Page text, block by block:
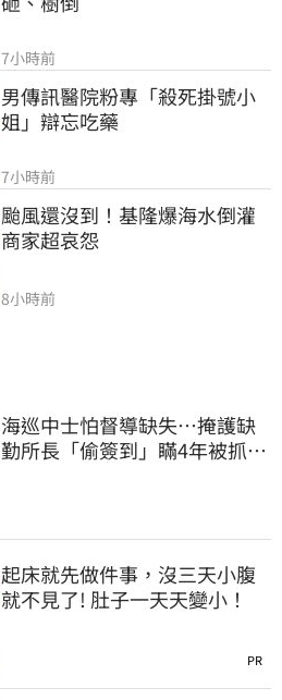
7小時前
男傳訊醫院粉專「殺死掛號小
姐」辯忘吃藥
7小時前
颱風還沒到！基隆爆海水倒灌
商家超哀怨
8小時前
海巡中士怕督導缺失…掩護缺
勤所長「偷簽到」瞞4年被抓
起床就先做件事，沒三天小腹
就不見了! 肚子一天天變小！
PR